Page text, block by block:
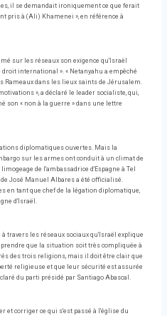
il se demandait ironiquement ce que ferait
pris à (Ali) Khamenei », en référence à
sur les réseaux son exigence qu'Israël
international ». « Netanyahu a empêché
Rameaux dans les lieux saints de Jérusalem.
», a déclaré le leader socialiste, qui,
son « non à la guerre » dans une lettre
diplomatiques ouvertes. Mais la
sur les armes ont conduit à un climat de
de l'ambassadrice d'Espagne à Tel
José Manuel Albares a été officialisé.
en tant que chef de la légation diplomatique,
d'Israël.
travers les réseaux sociaux qu'Israël explique
que la situation soit très compliquée à
des trois religions, mais il doit être clair que
religieuse et que leur sécurité est assurée
du parti présidé par Santiago Abascal.
et corriger ce qui s'est passé à l'église du